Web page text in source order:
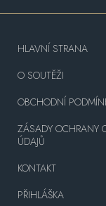
HLAVNÍ STRANA
O SOUTĚŽI
OBCHODNÍ
ZÁSADY OCHRANY
ÚDAJŮ
KONTAKT
PŘIHLÁŠKA